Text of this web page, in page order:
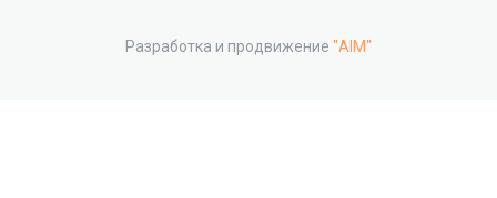
Разработка и продвижение "AIM"